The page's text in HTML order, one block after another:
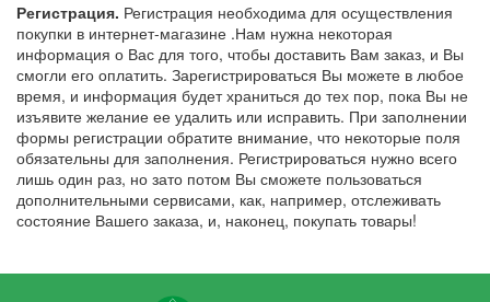
Регистрация. Регистрация необходима для осуществления
покупки в интернет-магазине .Нам нужна некоторая
информация о Вас для того, чтобы доставить Вам заказ, и Вы
смогли его оплатить. Зарегистрироваться Вы можете в любое
время, и информация будет храниться до тех пор, пока Вы не
изъявите желание ее удалить или исправить. При заполнении
формы регистрации обратите внимание, что некоторые поля
обязательны для заполнения. Регистрироваться нужно всего
лишь один раз, но зато потом Вы сможете пользоваться
дополнительными сервисами, как, например, отслеживать
состояние Вашего заказа, и, наконец, покупать товары!